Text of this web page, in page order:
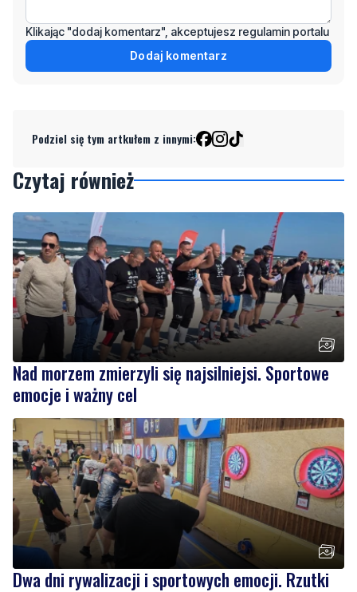
Nad morzem zmierzyli się najsilniejsi. Sportowe
emocje i ważny cel
Dwa dni rywalizacji i sportowych emocji. Rzutki
przyciągnęły tłumy